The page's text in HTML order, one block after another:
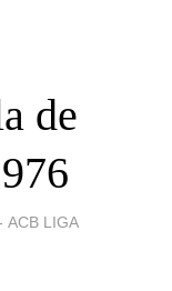
de
ACB LIGA